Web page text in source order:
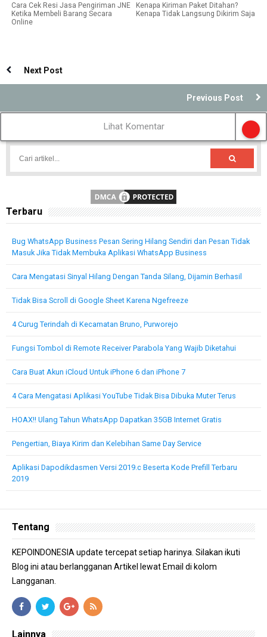
Cara Cek Resi Jasa Pengiriman JNE
Ketika Membeli Barang Secara
Online
Kenapa Kiriman Paket Ditahan?
Kenapa Tidak Langsung Dikirim Saja
Next Post
Previous Post
Lihat Komentar
Terbaru
Bug WhatsApp Business Pesan Sering Hilang Sendiri dan Pesan Tidak
Masuk Jika Tidak Membuka Aplikasi WhatsApp Business
Cara Mengatasi Sinyal Hilang Dengan Tanda Silang, Dijamin Berhasil
Tidak Bisa Scroll di Google Sheet Karena Ngefreeze
4 Curug Terindah di Kecamatan Bruno, Purworejo
Fungsi Tombol di Remote Receiver Parabola Yang Wajib Diketahui
Cara Buat Akun iCloud Untuk iPhone 6 dan iPhone 7
4 Cara Mengatasi Aplikasi YouTube Tidak Bisa Dibuka Muter Terus
HOAX!! Ulang Tahun WhatsApp Dapatkan 35GB Internet Gratis
Pengertian, Biaya Kirim dan Kelebihan Same Day Service
Aplikasi Dapodikdasmen Versi 2019.c Beserta Kode Prefill Terbaru
2019
Tentang
KEPOINDONESIA update tercepat setiap harinya. Silakan ikuti
Blog ini atau berlangganan Artikel lewat Email di kolom
Langganan.
Lainnya